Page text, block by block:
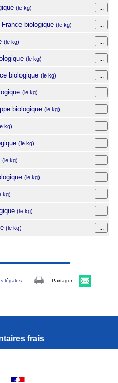
(le kg)
biologique (le kg)
(le kg)
(le kg)
biologique (le kg)
(le kg)
biologique (le kg)
kg)
(le kg)
(le kg)
(le kg)
kg)
(le kg)
(le kg)
légales Partager
frais